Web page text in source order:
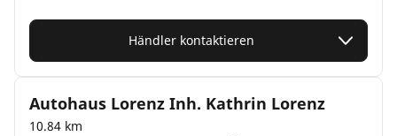
Händler kontaktieren
Autohaus Lorenz Inh. Kathrin Lorenz
10.84 km